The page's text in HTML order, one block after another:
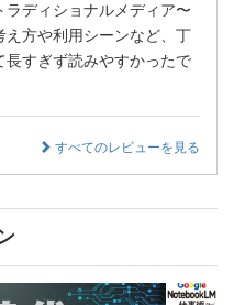
ディショナルメディア〜
方や利用シーンなど、丁
すぎず読みやすかったで
すべてのレビューを見る